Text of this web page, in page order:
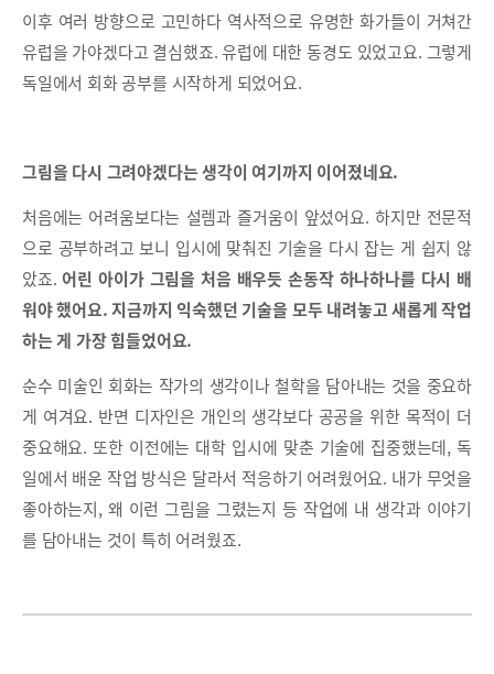
이후 여러 방향으로 고민하다 역사적으로 유명한 화가들이 거쳐간
유럽을 가야겠다고 결심했죠. 유럽에 대한 동경도 있었고요. 그렇게
독일에서 회화 공부를 시작하게 되었어요.
그림을 다시 그려야겠다는 생각이 여기까지 이어졌네요.
처음에는 어려움보다는 설렘과 즐거움이 앞섰어요. 하지만 전문적
으로 공부하려고 보니 입시에 맞춰진 기술을 다시 잡는 게 쉽지 않
았죠. 어린 아이가 그림을 처음 배우듯 손동작 하나하나를 다시 배
워야 했어요. 지금까지 익숙했던 기술을 모두 내려놓고 새롭게 작업
하는 게 가장 힘들었어요.
순수 미술인 회화는 작가의 생각이나 철학을 담아내는 것을 중요하
게 여겨요. 반면 디자인은 개인의 생각보다 공공을 위한 목적이 더
중요해요. 또한 이전에는 대학 입시에 맞춘 기술에 집중했는데, 독
일에서 배운 작업 방식은 달라서 적응하기 어려웠어요. 내가 무엇을
좋아하는지, 왜 이런 그림을 그렸는지 등 작업에 내 생각과 이야기
를 담아내는 것이 특히 어려웠죠.